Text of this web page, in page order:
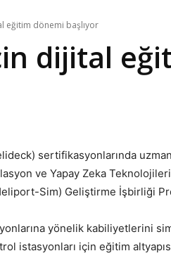
eğitim dönemi başlıyor
dijital
sertifikasyonlarında
ve Yapay Zeka
Sim) Geliştirme İşbirliği
yönelik kabiliyetlerini
istasyonları için eğitim